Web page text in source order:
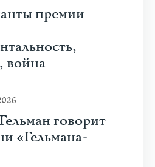
Она объединила на
премии
война
говорит
«Гельмана-